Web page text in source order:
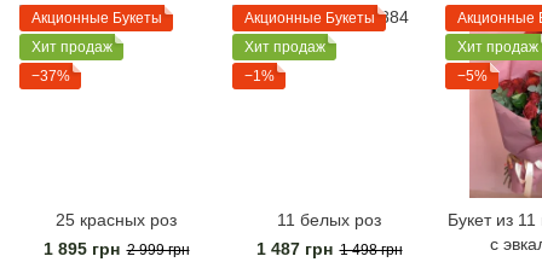
Акционные Букеты
Хит продаж
−37%
25 красных роз
1 895 грн 2 999 грн
Акционные Букеты
Хит продаж
−1%
11 белых роз
1 487 грн 1 498 грн
Акционные
Хит продаж
−5%
Букет из
с